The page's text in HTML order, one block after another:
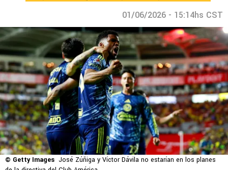
01/06/2026 - 15:14hs CST
© Getty Images José Zúñiga y Víctor Dávila no estarían en los planes